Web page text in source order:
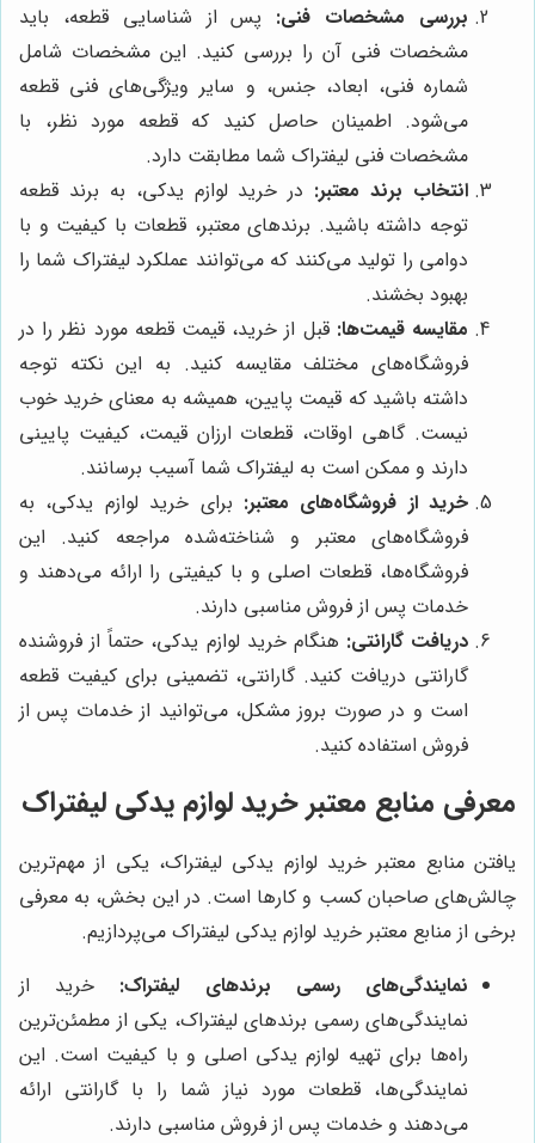
بررسی مشخصات فنی: پس از شناسایی قطعه، باید
مشخصات فنی آن را بررسی کنید. این مشخصات شامل
شماره فنی، ابعاد، جنس، و سایر ویژگی‌های فنی قطعه
می‌شود. اطمینان حاصل کنید که قطعه مورد نظر، با
مشخصات فنی لیفتراک شما مطابقت دارد.
انتخاب برند معتبر: در خرید لوازم یدکی، به برند قطعه
توجه داشته باشید. برندهای معتبر، قطعات با کیفیت و با
دوامی را تولید می‌کنند که می‌توانند عملکرد لیفتراک شما را
بهبود بخشند.
مقایسه قیمت‌ها: قبل از خرید، قیمت قطعه مورد نظر را در
فروشگاه‌های مختلف مقایسه کنید. به این نکته توجه
داشته باشید که قیمت پایین، همیشه به معنای خرید خوب
نیست. گاهی اوقات، قطعات ارزان قیمت، کیفیت پایینی
دارند و ممکن است به لیفتراک شما آسیب برسانند.
خرید از فروشگاه‌های معتبر: برای خرید لوازم یدکی، به
فروشگاه‌های معتبر و شناخته‌شده مراجعه کنید. این
فروشگاه‌ها، قطعات اصلی و با کیفیتی را ارائه می‌دهند و
خدمات پس از فروش مناسبی دارند.
دریافت گارانتی: هنگام خرید لوازم یدکی، حتماً از فروشنده
گارانتی دریافت کنید. گارانتی، تضمینی برای کیفیت قطعه
است و در صورت بروز مشکل، می‌توانید از خدمات پس از
فروش استفاده کنید.
معرفی منابع معتبر خرید لوازم یدکی لیفتراک
یافتن منابع معتبر خرید لوازم یدکی لیفتراک، یکی از مهم‌ترین
چالش‌های صاحبان کسب و کارها است. در این بخش، به معرفی
برخی از منابع معتبر خرید لوازم یدکی لیفتراک می‌پردازیم.
نمایندگی‌های رسمی برندهای لیفتراک: خرید از
نمایندگی‌های رسمی برندهای لیفتراک، یکی از مطمئن‌ترین
راه‌ها برای تهیه لوازم یدکی اصلی و با کیفیت است. این
نمایندگی‌ها، قطعات مورد نیاز شما را با گارانتی ارائه
می‌دهند و خدمات پس از فروش مناسبی دارند.